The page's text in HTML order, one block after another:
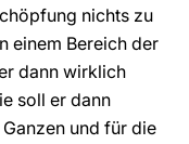
nichts zu
einem Bereich der
dann wirklich
soll er dann
und für die